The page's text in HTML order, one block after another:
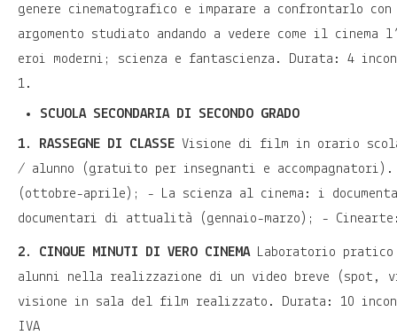
genere cinematografico e imparare a confrontarlo
argomento studiato andando a vedere come il
eroi moderni; scienza e fantascienza. Durata: 4
1.
SCUOLA SECONDARIA DI SECONDO GRADO
1. RASSEGNE DI CLASSE Visione di film in orario
/ alunno (gratuito per insegnanti e
(ottobre-aprile); - La scienza al cinema: i
documentari di attualità (gennaio-marzo); -
2. CINQUE MINUTI DI VERO CINEMALaboratorio pratico
alunni nella realizzazione di un video breve (spot,
visione in sala del film realizzato. Durata: 10
IVA